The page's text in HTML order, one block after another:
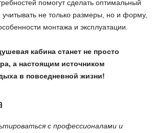
помогут сделать оптимальный
не только размеры, но и форму,
монтажа и эксплуатации.
кабина станет не просто
а настоящим источником
в повседневной жизни!
с профессионалами и